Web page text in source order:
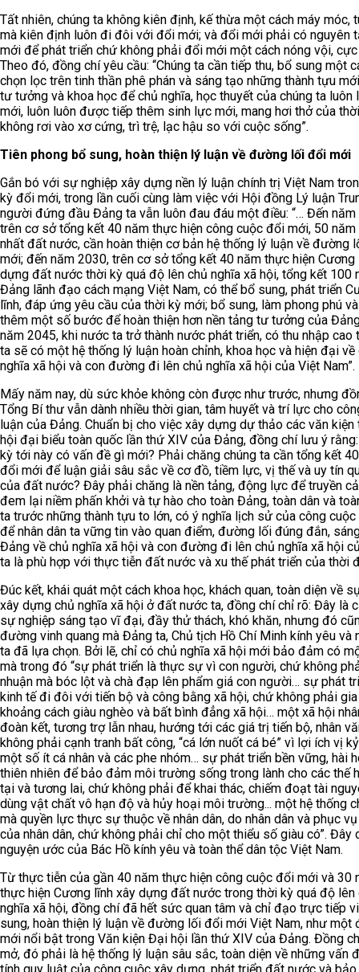
Tất nhiên, chúng ta không kiên định, kế thừa một cách máy móc,
mà kiên định luôn đi đôi với đổi mới; và đổi mới phải có nguyên
mới để phát triển chứ không phải đổi mới một cách nóng vội,
Theo đó, đồng chí yêu cầu: “Chúng ta cần tiếp thu, bổ sung một
chọn lọc trên tinh thần phê phán và sáng tạo những thành tựu
tư tưởng và khoa học để chủ nghĩa, học thuyết của chúng ta luôn
mới, luôn luôn được tiếp thêm sinh lực mới, mang hơi thở của
không rơi vào xơ cứng, trì trệ, lạc hậu so với cuộc sống”.
Tiên phong bổ sung, hoàn thiện lý luận về đường lối đổi mới
Gắn bó với sự nghiệp xây dựng nền lý luận chính trị Việt Nam
kỳ đổi mới, trong lần cuối cùng làm việc với Hội đồng Lý luận
người đứng đầu Đảng ta vẫn luôn đau đáu một điều: “… Đến năm
trên cơ sở tổng kết 40 năm thực hiện công cuộc đổi mới, 50 năm
nhất đất nước, cần hoàn thiện cơ bản hệ thống lý luận về đường
mới; đến năm 2030, trên cơ sở tổng kết 40 năm thực hiện Cương
dựng đất nước thời kỳ quá độ lên chủ nghĩa xã hội, tổng kết 100
Đảng lãnh đạo cách mạng Việt Nam, có thể bổ sung, phát triển
lĩnh, đáp ứng yêu cầu của thời kỳ mới; bổ sung, làm phong phú
thêm một số bước để hoàn thiện hơn nền tảng tư tưởng của
năm 2045, khi nước ta trở thành nước phát triển, có thu nhập cao
ta sẽ có một hệ thống lý luận hoàn chỉnh, khoa học và hiện đại về
nghĩa xã hội và con đường đi lên chủ nghĩa xã hội của Việt Nam”.
Mấy năm nay, dù sức khỏe không còn được như trước, nhưng
Tổng Bí thư vẫn dành nhiều thời gian, tâm huyết và trí lực cho
luận của Đảng. Chuẩn bị cho việc xây dựng dự thảo các văn
hội đại biểu toàn quốc lần thứ XIV của Đảng, đồng chí lưu ý
kỳ tới này có vấn đề gì mới? Phải chăng chúng ta cần tổng kết
đổi mới để luận giải sâu sắc về cơ đồ, tiềm lực, vị thế và uy tín
của đất nước? Đây phải chăng là nền tảng, động lực để truyền
đem lại niềm phấn khởi và tự hào cho toàn Đảng, toàn dân và
ta trước những thành tựu to lớn, có ý nghĩa lịch sử của công
để nhân dân ta vững tin vào quan điểm, đường lối đúng đắn,
Đảng về chủ nghĩa xã hội và con đường đi lên chủ nghĩa xã hội
ta là phù hợp với thực tiễn đất nước và xu thế phát triển của thời
Đúc kết, khái quát một cách khoa học, khách quan, toàn diện về
xây dựng chủ nghĩa xã hội ở đất nước ta, đồng chí chỉ rõ: Đây là
sự nghiệp sáng tạo vĩ đại, đầy thử thách, khó khăn, nhưng đó
đường vinh quang mà Đảng ta, Chủ tịch Hồ Chí Minh kính yêu và
ta đã lựa chọn. Bởi lẽ, chỉ có chủ nghĩa xã hội mới bảo đảm có
mà trong đó “sự phát triển là thực sự vì con người, chứ không
nhuận mà bóc lột và chà đạp lên phẩm giá con người… sự phát
kinh tế đi đôi với tiến bộ và công bằng xã hội, chứ không phải
khoảng cách giàu nghèo và bất bình đẳng xã hội… một xã hội
đoàn kết, tương trợ lẫn nhau, hướng tới các giá trị tiến bộ, nhân
không phải cạnh tranh bất công, “cá lớn nuốt cá bé” vì lợi ích vị
một số ít cá nhân và các phe nhóm… sự phát triển bền vững, hài
thiên nhiên để bảo đảm môi trường sống trong lành cho các thế
tại và tương lai, chứ không phải để khai thác, chiếm đoạt tài
dùng vật chất vô hạn độ và hủy hoại môi trường... một hệ thống
mà quyền lực thực sự thuộc về nhân dân, do nhân dân và phục
của nhân dân, chứ không phải chỉ cho một thiểu số giàu có”. Đây
nguyện ước của Bác Hồ kính yêu và toàn thể dân tộc Việt Nam.
Từ thực tiễn của gần 40 năm thực hiện công cuộc đổi mới và 30
thực hiện Cương lĩnh xây dựng đất nước trong thời kỳ quá độ lên
nghĩa xã hội, đồng chí đã hết sức quan tâm và chỉ đạo trực tiếp
sung, hoàn thiện lý luận về đường lối đổi mới Việt Nam, như một
mới nổi bật trong Văn kiện Đại hội lần thứ XIV của Đảng. Đồng
mở, đó phải là hệ thống lý luận sâu sắc, toàn diện về những vấn